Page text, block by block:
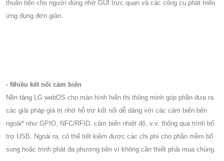
thuận tiện cho người dùng nhờ GUI trực quan và các công cụ phát triển
ứng dụng đơn giản.
- Nhiều kết nối cảm biến
Nền tảng LG webOS cho màn hình hiển thị thông minh góp phần đưa ra
các giải pháp giá trị nhờ hỗ trợ kết nối dễ dàng với các cảm biến bên
ngoài* như GPIO, NFC/RFID, cảm biến nhiệt độ, v.v. thông qua trình bổ
trợ USB. Ngoài ra, có thể tiết kiệm được các chi phí cho phần mềm bổ
sung hoặc trình phát đa phương tiện vì không cần thiết phải mua chúng.